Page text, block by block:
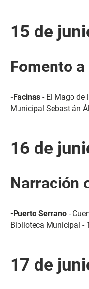
15 de
Fomento
-Facinas- El Mago de
Municipal Sebastián
16 de
Narración
-Puerto Serrano-
Biblioteca Municipal -
17 de